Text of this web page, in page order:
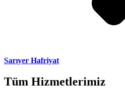
Sarıyer Hafriyat
Tüm Hizmetlerimiz